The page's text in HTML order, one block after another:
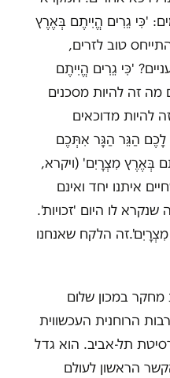
'כִּי גֵרִים הֱיִיתֶם בְּאֶרֶץ
טוב לזרים,
'כִּי גֵרִים הֱיִיתֶם
מה זה להיות מסכנים
להיות מדוכאים
לָכֶם הַגֵּר הַגָּר אִתְּכֶם
בְּאֶרֶץ מִצְרָיִם' (ויקרא,
איתנו יחד ואינם
שנקרא לו היום 'זכויות'.
הלקח שאנחנו
במכון שלום
הרוחנית העכשווית
תל-אביב. הוא גדל
הראשון לעולם